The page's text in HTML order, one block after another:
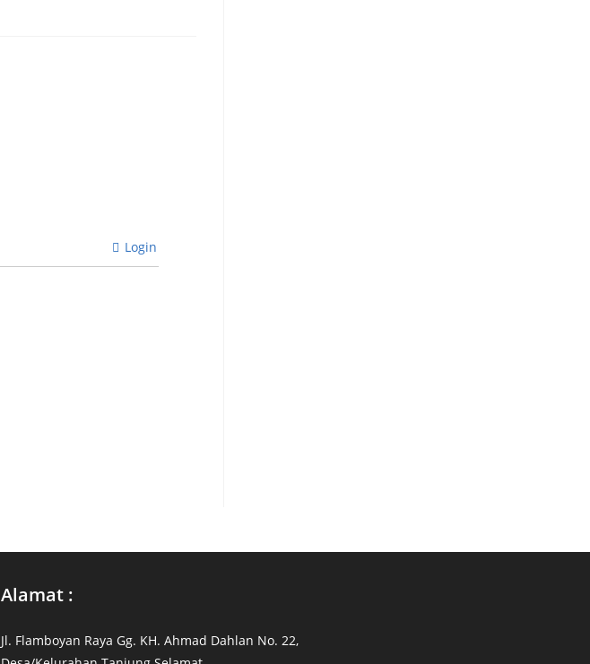
Login
Alamat :
Jl. Flamboyan Raya Gg. KH. Ahmad Dahlan No. 22,